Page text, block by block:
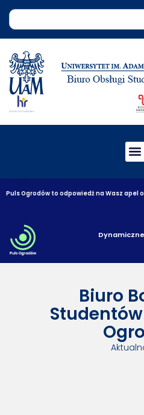
Puls Ogrodów to odpowiedź na Wasz apel
Biuro